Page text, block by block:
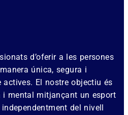
d’oferir a les persones
única, segura i
actives. El nostre objectiu és
mental mitjançant un esport
del nivell